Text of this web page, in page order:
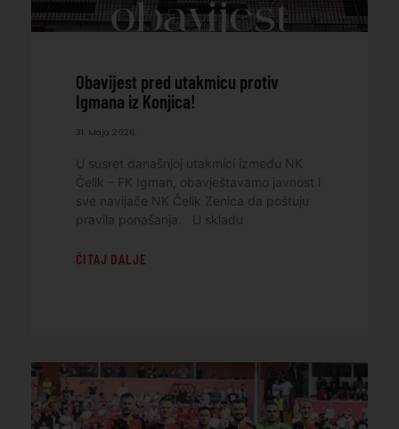
Obavijest pred utakmicu protiv
Igmana iz Konjica!
31. Maja 2026.
U susret današnjoj utakmici između NK
Čelik – FK Igman, obavještavamo javnost i
sve navijače NK Čelik Zenica da poštuju
pravila ponašanja. U skladu
ČITAJ DALJE